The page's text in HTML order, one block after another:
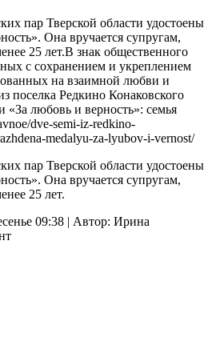
пар Тверской области удостоены
Она вручается супругам,
25 лет.В знак общественного
с сохранением и укреплением
на взаимной любви и
поселка Редкино Конаковского
«За любовь и верность»: семья
dve-semi-iz-redkino-
medalyu-za-lyubov-i-vernost/
пар Тверской области удостоены
Она вручается супругам,
25 лет.
09:38 | Автор: Ирина